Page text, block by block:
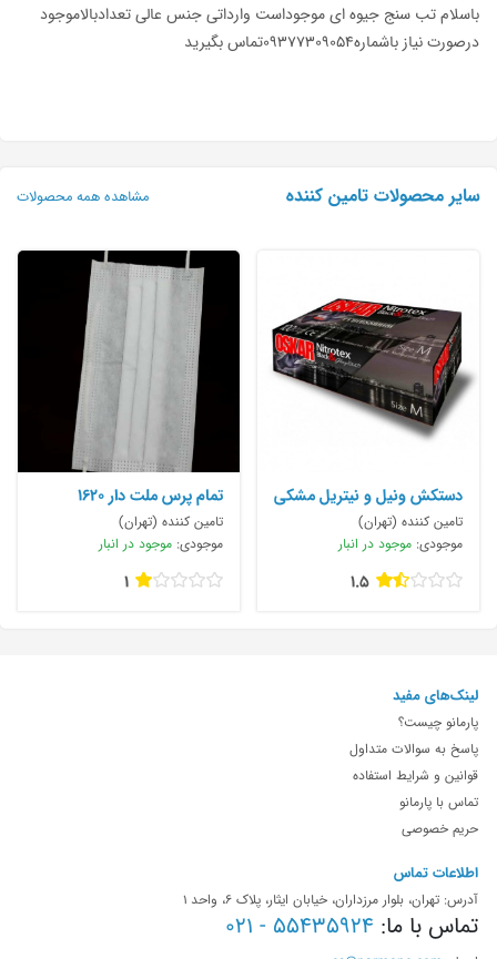
باسلام تب سنج جیوه ای موجوداست وارداتی جنس عالی تعدادبالاموجود
درصورت نیاز باشماره09377309054تماس بگیرید
سایر محصولات تامین کننده مشاهده همه محصولات
دستکش ونیل و نیتریل مشکی
شارژ
تامین کننده (تهران)
موجودی: موجود در انبار
1.5
تمام پرس ملت دار ۱۶۲۰
تامین کننده (تهران)
موجودی: موجود در انبار
1
لینک‌های مفید
پارمانو چیست؟
پاسخ به سوالات متداول
قوانین و شرایط استفاده
تماس با پارمانو
حریم خصوصی
اطلاعات تماس
آدرس: تهران، بلوار مرزداران، خیابان ایثار، پلاک 6، واحد 1
تماس با ما: 55435924 - 021